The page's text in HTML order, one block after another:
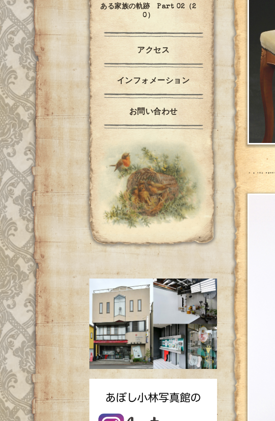
ある家族の軌跡 Part 02（2
0）
アクセス
インフォメーション
お問い合わせ